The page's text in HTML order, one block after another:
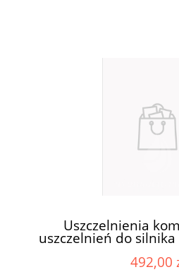
Uszczelnienia
uszczelnień do
492,00